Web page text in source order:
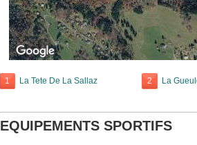
1 La Tete De La Sallaz 2 La
EQUIPEMENTS SPORTIFS